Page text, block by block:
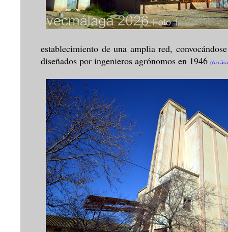
establecimiento de una amplia red,
diseñados por ingenieros agrónomos en 1946